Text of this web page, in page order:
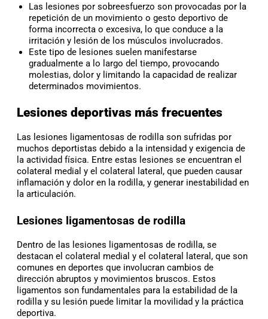
Las lesiones por sobreesfuerzo son provocadas por la
repetición de un movimiento o gesto deportivo de
forma incorrecta o excesiva, lo que conduce a la
irritación y lesión de los músculos involucrados.
Este tipo de lesiones suelen manifestarse
gradualmente a lo largo del tiempo, provocando
molestias, dolor y limitando la capacidad de realizar
determinados movimientos.
Lesiones deportivas más frecuentes
Las lesiones ligamentosas de rodilla son sufridas por
muchos deportistas debido a la intensidad y exigencia de
la actividad física. Entre estas lesiones se encuentran el
colateral medial y el colateral lateral, que pueden causar
inflamación y dolor en la rodilla, y generar inestabilidad en
la articulación.
Lesiones ligamentosas de rodilla
Dentro de las lesiones ligamentosas de rodilla, se
destacan el colateral medial y el colateral lateral, que son
comunes en deportes que involucran cambios de
dirección abruptos y movimientos bruscos. Estos
ligamentos son fundamentales para la estabilidad de la
rodilla y su lesión puede limitar la movilidad y la práctica
deportiva.